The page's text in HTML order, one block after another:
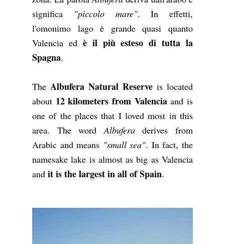
significa "piccolo mare". In effetti,
l'omonimo lago è grande quasi quanto
Valencia ed è il più esteso di tutta la
Spagna.
The Albufera Natural Reserve is located
about 12 kilometers from Valenciaand is
one of the places that I loved most in this
area. The wordAlbuferaderives from
Arabic and means "small sea". In fact, the
namesake lake is almost as big as Valencia
and it is the largest in all of Spain.